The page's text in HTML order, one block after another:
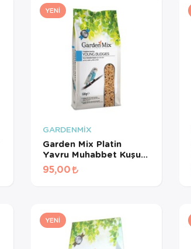
YENI
GARDENMİX
Garden Mix Platin
Yavru Muhabbet Kuşu
Yemi 500 Gr
95,00
YENI